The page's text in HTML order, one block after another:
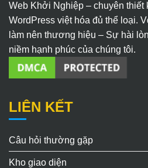
Web Khởi Nghiệp – chuyên thiết
WordPress việt hóa đủ thể loại.
làm nên thương hiệu – Sự hài
niềm hạnh phúc của chúng tôi.
LIÊN KẾT
Câu hỏi thường gặp
Kho giao diện